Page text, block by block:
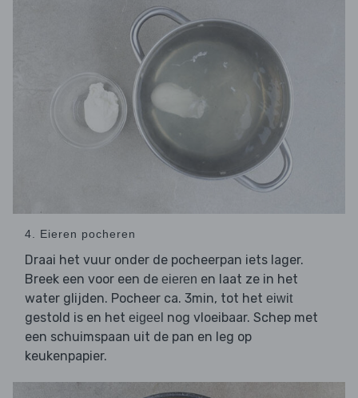
4. Eieren pocheren
Draai het vuur onder de pocheerpan iets lager.
Breek een voor een de eieren en laat ze in het
water glijden. Pocheer ca. 3min, tot het eiwit
gestold is en het eigeel nog vloeibaar. Schep met
een schuimspaan uit de pan en leg op
keukenpapier.